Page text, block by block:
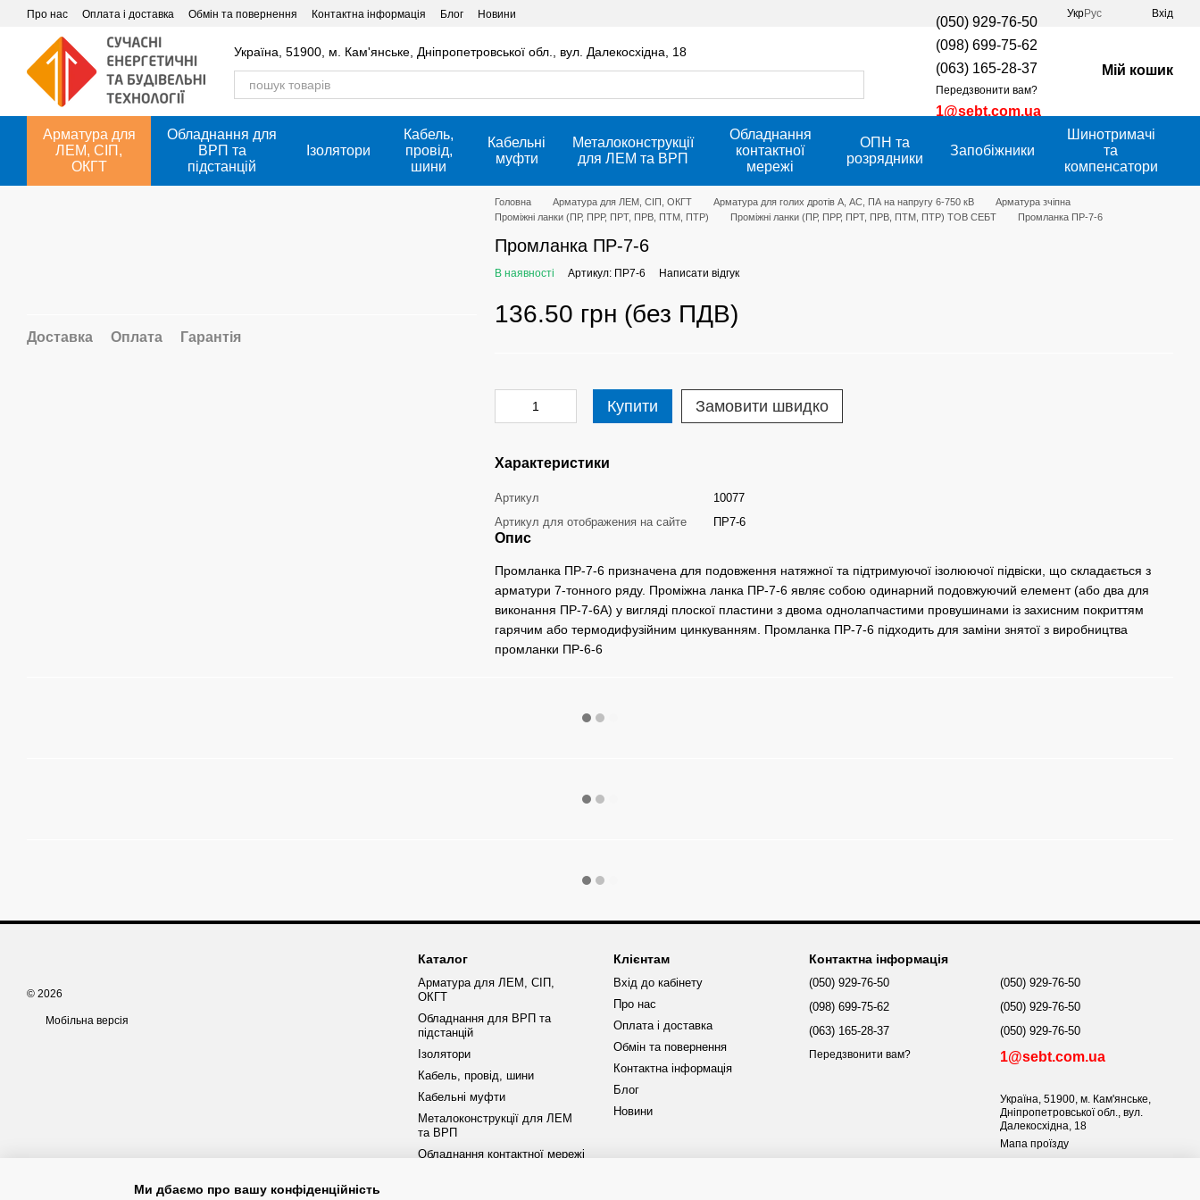
Перейти до основного контенту
Про нас Оплата і доставка Обмін та повернення Контактна інформація Блог Новини УкрРус Вхід
Україна, 51900, м. Кам'янське, Дніпропетровської обл., вул. Далекосхідна, 18
(050) 929-76-50
(098) 699-75-62
(063) 165-28-37
Передзвонити вам?
1@sebt.com.ua
Мій кошик
Арматура для
ЛЕМ, СІП,
ОКГТ
Обладнання для
ВРП та
підстанцій
Ізолятори
Кабель,
провід,
шини
Кабельні
муфти
Металоконструкції
для ЛЕМ та ВРП
Обладнання
контактної
мережі
ОПН та
розрядники
Запобіжники
Шинотримачі
та
компенсатори
Доставка Оплата Гарантія
Головна Арматура для ЛЕМ, СІП, ОКГТ Арматура для голих дротів А, АС, ПА на напругу 6-750 кВ
Арматура зчіпна
Проміжні ланки (ПР, ПРР, ПРТ, ПРВ, ПТМ, ПТР)
Проміжні ланки (ПР, ПРР, ПРТ, ПРВ, ПТМ, ПТР) ТОВ СЕБТ Промланка ПР-7-6
Промланка ПР-7-6
В наявності Артикул: ПР7-6 Написати відгук
136.50 грн (без ПДВ)
Купити Замовити швидко
Характеристики
Артикул
10077
Артикул для отображения на сайте
ПР7-6
Опис
Промланка ПР-7-6 призначена для подовження натяжної та підтримуючої ізолюючої підвіски, що складається з
арматури 7-тонного ряду. Проміжна ланка ПР-7-6 являє собою одинарний подовжуючий елемент (або два для
виконання ПР-7-6А) у вигляді плоскої пластини з двома однолапчастими провушинами із захисним покриттям
гарячим або термодифузійним цинкуванням. Промланка ПР-7-6 підходить для заміни знятої з виробництва
промланки ПР-6-6
© 2026
Мобільна версія
Каталог
Арматура для ЛЕМ, СІП,
ОКГТ
Обладнання для ВРП та
підстанцій
Ізолятори
Кабель, провід, шини
Кабельні муфти
Металоконструкції для ЛЕМ
та ВРП
Обладнання контактної мережі
Клієнтам
Вхід до кабінету
Про нас
Оплата і доставка
Обмін та повернення
Контактна інформація
Блог
Новини
Контактна інформація
(050) 929-76-50
(098) 699-75-62
(063) 165-28-37
Передзвонити вам?
(050) 929-76-50
(050) 929-76-50
(050) 929-76-50
1@sebt.com.ua
Україна, 51900, м. Кам'янське,
Дніпропетровської обл., вул.
Далекосхідна, 18
Мапа проїзду
Ми дбаємо про вашу конфіденційність